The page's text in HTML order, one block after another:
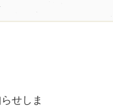
せしま